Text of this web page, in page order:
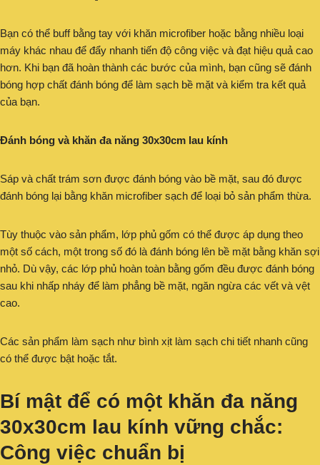
Bạn có thể buff bằng tay với khăn microfiber hoặc bằng nhiều loại
máy khác nhau để đẩy nhanh tiến độ công việc và đạt hiệu quả cao
hơn. Khi bạn đã hoàn thành các bước của mình, bạn cũng sẽ đánh
bóng hợp chất đánh bóng để làm sạch bề mặt và kiểm tra kết quả
của bạn.
Đánh bóng và khăn đa năng 30x30cm lau kính
Sáp và chất trám sơn được đánh bóng vào bề mặt, sau đó được
đánh bóng lại bằng khăn microfiber sạch để loại bỏ sản phẩm thừa.
Tùy thuộc vào sản phẩm, lớp phủ gốm có thể được áp dụng theo
một số cách, một trong số đó là đánh bóng lên bề mặt bằng khăn sợi
nhỏ. Dù vậy, các lớp phủ hoàn toàn bằng gốm đều được đánh bóng
sau khi nhấp nháy để làm phẳng bề mặt, ngăn ngừa các vết và vệt
cao.
Các sản phẩm làm sạch như bình xịt làm sạch chi tiết nhanh cũng
có thể được bật hoặc tắt.
Bí mật để có một khăn đa năng
30x30cm lau kính vững chắc:
Công việc chuẩn bị